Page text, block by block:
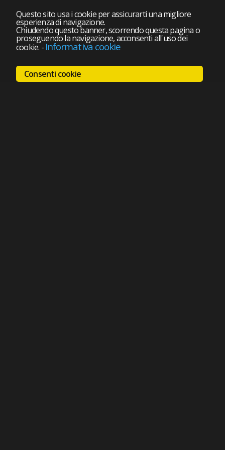
Questo sito usa i cookie per assicurarti una migliore
esperienza di navigazione.
Chiudendo questo banner, scorrendo questa pagina o
proseguendo la navigazione, acconsenti all'uso dei
cookie. - Informativa cookie
Consenti cookie